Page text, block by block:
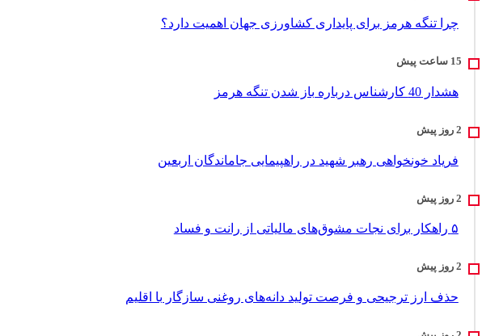
چرا تنگه هرمز برای پایداری کشاورزی جهان اهمیت دارد؟
هشدار 40 کارشناس درباره باز شدن تنگه هرمز
فریاد خونخواهی رهبر شهید در راهپیمایی جاماندگان اربعین
۵ راهکار برای نجات مشوق‌های مالیاتی از رانت و فساد
حذف ارز ترجیحی و فرصت تولید دانه‌های روغنی سازگار با اقلیم